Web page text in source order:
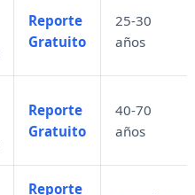
Reporte
Gratuito
25-30
años
Reporte
Gratuito
40-70
años
Reporte